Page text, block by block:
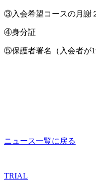
③入会希望コースの月謝
④身分証
⑤保護者署名（入会者が
ニュース一覧に戻る
TRIAL